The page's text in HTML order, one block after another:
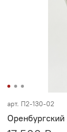
арт. П2-130-02